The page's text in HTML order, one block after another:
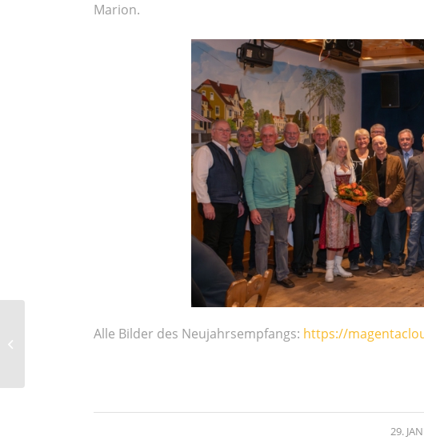
Marion.
Alle Bilder des Neujahrsempfangs: https://
29.
Ein weiteres Debut für die Bullach